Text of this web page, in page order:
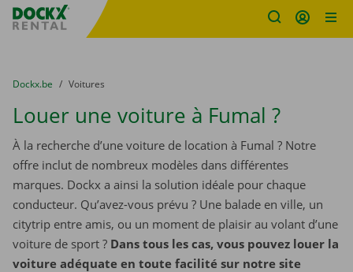
sitename
You are here:
du
Dockx.be to
Voitures
Louer une voiture à Fumal ?
À la recherche d’une voiture de location à Fumal ? Notre
offre inclut de nombreux modèles dans différentes
marques. Dockx a ainsi la solution idéale pour chaque
conducteur. Qu’avez-vous prévu ? Une balade en ville, un
citytrip entre amis, ou un moment de plaisir au volant d’une
voiture de sport ? Dans tous les cas, vous pouvez louer la
voiture adéquate en toute facilité sur notre site